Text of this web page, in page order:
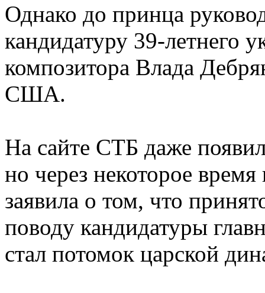
Однако до принца
кандидатуру 39-летнего
композитора Влада
США.
На сайте СТБ даже
но через некоторое
заявила о том, что
поводу кандидатуры
стал потомок царской